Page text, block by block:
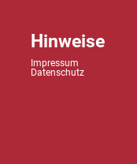
Hinweise
Impressum
Datenschutz